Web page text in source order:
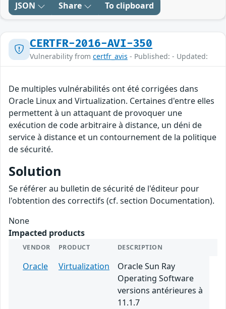
JSON Share To clipboard
CERTFR-2016-AVI-350
Vulnerability from certfr_avis - Published: - Updated:
De multiples vulnérabilités ont été corrigées dans
Oracle Linux and Virtualization. Certaines d'entre elles
permettent à un attaquant de provoquer une
exécution de code arbitraire à distance, un déni de
service à distance et un contournement de la politique
de sécurité.
Solution
Se référer au bulletin de sécurité de l'éditeur pour
l'obtention des correctifs (cf. section Documentation).
None
Impacted products
VENDOR PRODUCT DESCRIPTION
Oracle Virtualization
Oracle Sun Ray
Operating Software
versions antérieures à
11.1.7